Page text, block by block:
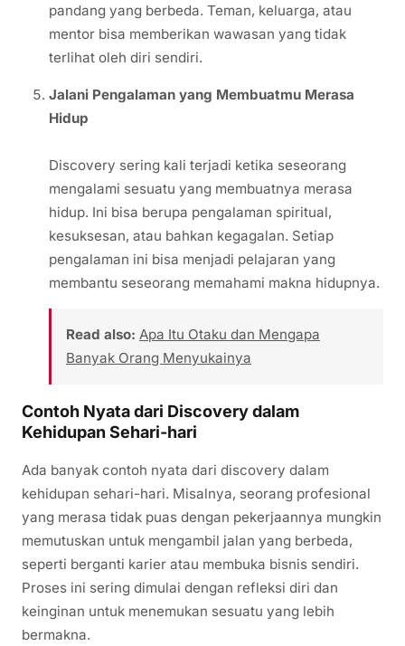
pandang yang berbeda. Teman, keluarga, atau
mentor bisa memberikan wawasan yang tidak
terlihat oleh diri sendiri.
Jalani Pengalaman yang Membuatmu Merasa
Hidup
Discovery sering kali terjadi ketika seseorang
mengalami sesuatu yang membuatnya merasa
hidup. Ini bisa berupa pengalaman spiritual,
kesuksesan, atau bahkan kegagalan. Setiap
pengalaman ini bisa menjadi pelajaran yang
membantu seseorang memahami makna hidupnya.
Read also: Apa Itu Otaku dan Mengapa
Banyak Orang Menyukainya
Contoh Nyata dari Discovery dalam
Kehidupan Sehari-hari
Ada banyak contoh nyata dari discovery dalam
kehidupan sehari-hari. Misalnya, seorang profesional
yang merasa tidak puas dengan pekerjaannya mungkin
memutuskan untuk mengambil jalan yang berbeda,
seperti berganti karier atau membuka bisnis sendiri.
Proses ini sering dimulai dengan refleksi diri dan
keinginan untuk menemukan sesuatu yang lebih
bermakna.